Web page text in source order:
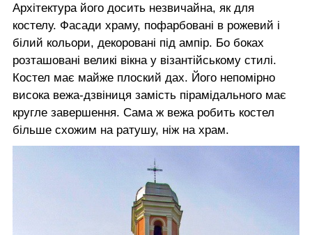
Архітектура його досить незвичайна, як для
костелу. Фасади храму, пофарбовані в рожевий і
білий кольори, декоровані під ампір. Бо боках
розташовані великі вікна у візантійському стилі.
Костел має майже плоский дах. Його непомірно
висока вежа-дзвіниця замість пірамідального має
кругле завершення. Сама ж вежа робить костел
більше схожим на ратушу, ніж на храм.